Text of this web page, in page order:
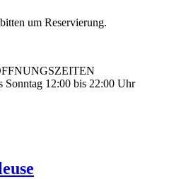
um Reservierung.
Sonntag 12:00 bis 22:00 Uhr